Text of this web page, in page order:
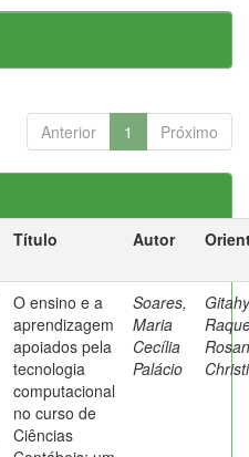
Anterior 1 Próximo
Título Autor
O ensino e a
aprendizagem
apoiados pela
tecnologia
computacional
no curso de
Ciências
Soares,
Maria
Cecília
Palácio
Rosan